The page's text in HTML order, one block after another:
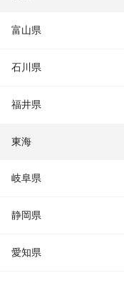
富山県
石川県
福井県
東海
岐阜県
静岡県
愛知県